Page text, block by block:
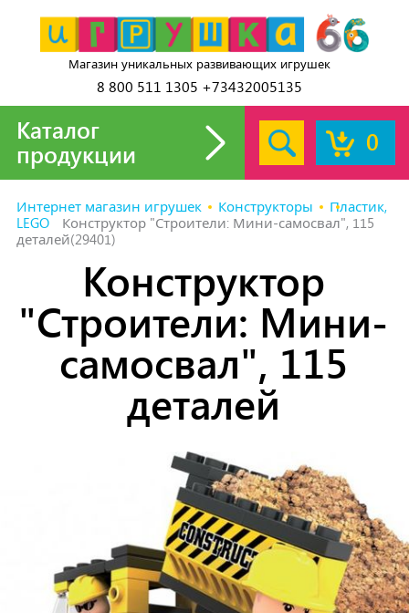
Магазин уникальных развивающих игрушек
8 800 511 1305 +73432005135
0
Каталог
продукции
Интернет магазин игрушек Конструкторы
Пластик,
LEGO
Конструктор "Строители: Мини-самосвал", 115
деталей(29401)
Конструктор
"Строители: Мини-
самосвал", 115
деталей